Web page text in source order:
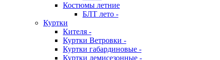
Костюмы летние
БЛТ лето -
Куртки
Кителя -
Куртки Ветровки -
Куртки габардиновые -
Куртки демисезонные -